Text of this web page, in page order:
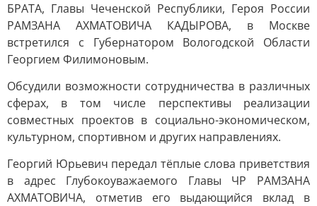
БРАТА, Главы Чеченской Республики, Героя России
РАМЗАНА АХМАТОВИЧА КАДЫРОВА, в Москве
встретился с Губернатором Вологодской Области
Георгием Филимоновым.
Обсудили возможности сотрудничества в различных
сферах, в том числе перспективы реализации
совместных проектов в социально-экономическом,
культурном, спортивном и других направлениях.
Георгий Юрьевич передал тёплые слова приветствия
в адрес Глубокоуважаемого Главы ЧР РАМЗАНА
АХМАТОВИЧА, отметив его выдающийся вклад в